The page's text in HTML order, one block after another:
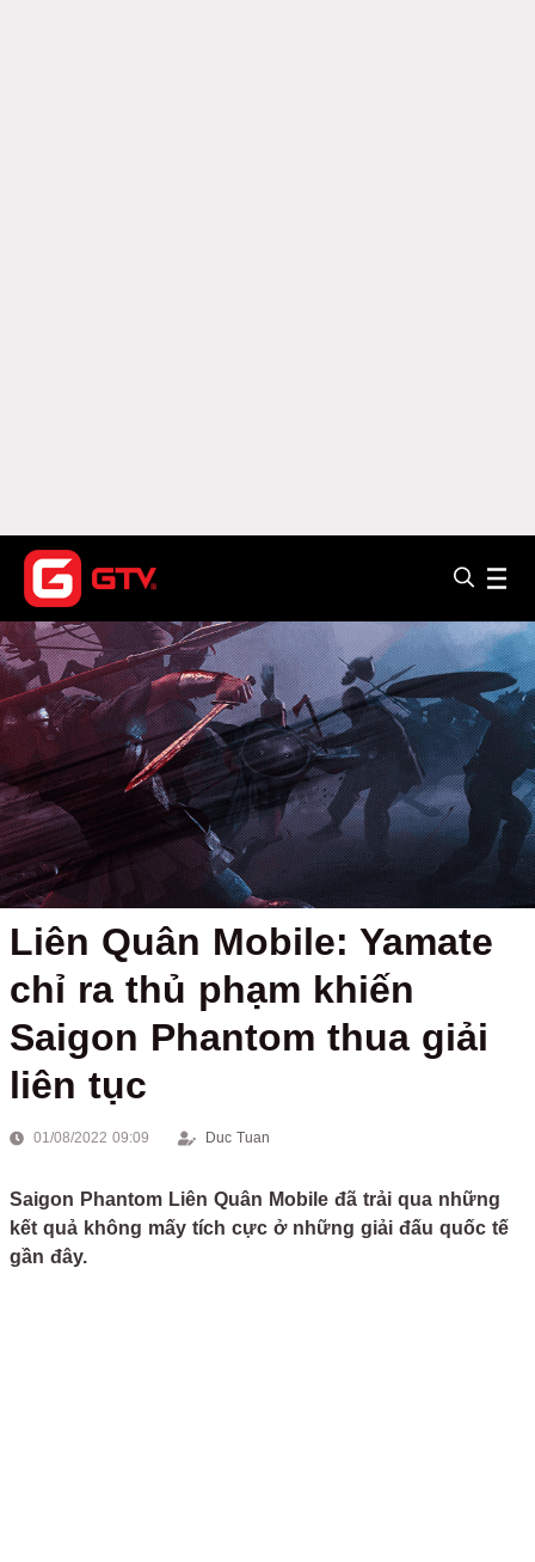
Liên Quân Mobile: Yamate
chỉ ra thủ phạm khiến
Saigon Phantom thua giải
liên tục
01/08/2022 09:09 Duc Tuan
Saigon Phantom Liên Quân Mobile đã trải qua những
kết quả không mấy tích cực ở những giải đấu quốc tế
gần đây.